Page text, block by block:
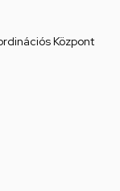
Központ